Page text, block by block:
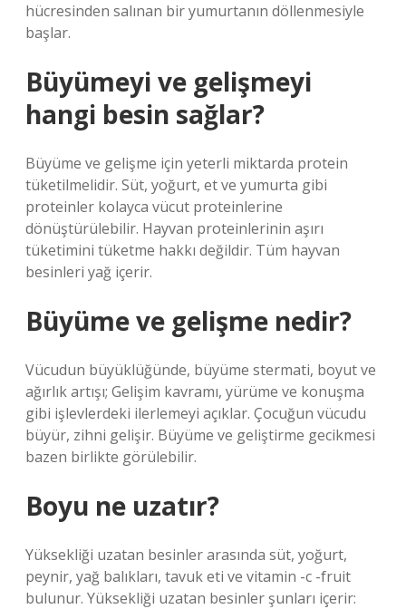
hücresinden salınan bir yumurtanın döllenmesiyle
başlar.
Büyümeyi ve gelişmeyi
hangi besin sağlar?
Büyüme ve gelişme için yeterli miktarda protein
tüketilmelidir. Süt, yoğurt, et ve yumurta gibi
proteinler kolayca vücut proteinlerine
dönüştürülebilir. Hayvan proteinlerinin aşırı
tüketimini tüketme hakkı değildir. Tüm hayvan
besinleri yağ içerir.
Büyüme ve gelişme nedir?
Vücudun büyüklüğünde, büyüme stermati, boyut ve
ağırlık artışı; Gelişim kavramı, yürüme ve konuşma
gibi işlevlerdeki ilerlemeyi açıklar. Çocuğun vücudu
büyür, zihni gelişir. Büyüme ve geliştirme gecikmesi
bazen birlikte görülebilir.
Boyu ne uzatır?
Yüksekliği uzatan besinler arasında süt, yoğurt,
peynir, yağ balıkları, tavuk eti ve vitamin -c -fruit
bulunur. Yüksekliği uzatan besinler şunları içerir: